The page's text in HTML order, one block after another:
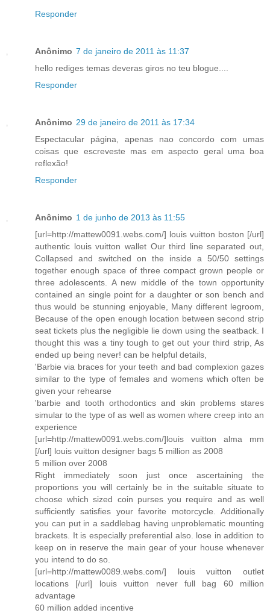
Responder
Anônimo 7 de janeiro de 2011 às 11:37
hello rediges temas deveras giros no teu blogue....
Responder
Anônimo 29 de janeiro de 2011 às 17:34
Espectacular página, apenas nao concordo com umas
coisas que escreveste mas em aspecto geral uma boa
reflexão!
Responder
Anônimo 1 de junho de 2013 às 11:55
[url=http://mattew0091.webs.com/] louis vuitton boston [/url]
authentic louis vuitton wallet Our third line separated out,
Collapsed and switched on the inside a 50/50 settings
together enough space of three compact grown people or
three adolescents. A new middle of the town opportunity
contained an single point for a daughter or son bench and
thus would be stunning enjoyable, Many different legroom,
Because of the open enough location between second strip
seat tickets plus the negligible lie down using the seatback. I
thought this was a tiny tough to get out your third strip, As
ended up being never! can be helpful details,
'Barbie via braces for your teeth and bad complexion gazes
similar to the type of females and womens which often be
given your rehearse
'barbie and tooth orthodontics and skin problems stares
simular to the type of as well as women where creep into an
experience
[url=http://mattew0091.webs.com/]louis vuitton alma mm
[/url] louis vuitton designer bags 5 million as 2008
5 million over 2008
Right immediately soon just once ascertaining the
proportions you will certainly be in the suitable situate to
choose which sized coin purses you require and as well
sufficiently satisfies your favorite motorcycle. Additionally
you can put in a saddlebag having unproblematic mounting
brackets. It is especially preferential also. lose in addition to
keep on in reserve the main gear of your house whenever
you intend to do so.
[url=http://mattew0089.webs.com/] louis vuitton outlet
locations [/url] louis vuitton never full bag 60 million
advantage
60 million added incentive